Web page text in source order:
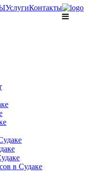
УслугиКонтакты
в Судаке